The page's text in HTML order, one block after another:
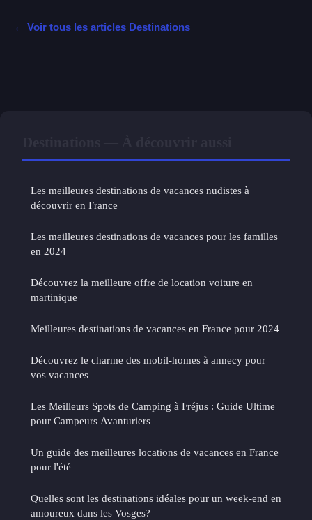
← Voir tous les articles Destinations
Les meilleures destinations de vacances nudistes à
découvrir en France
Les meilleures destinations de vacances pour les familles
en 2024
Découvrez la meilleure offre de location voiture en
martinique
Meilleures destinations de vacances en France pour 2024
Découvrez le charme des mobil-homes à annecy pour
vos vacances
Les Meilleurs Spots de Camping à Fréjus : Guide Ultime
pour Campeurs Avanturiers
Un guide des meilleures locations de vacances en France
pour l'été
Quelles sont les destinations idéales pour un week-end en
amoureux dans les Vosges?